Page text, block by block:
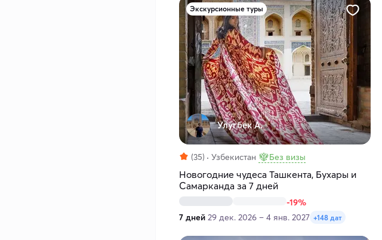
Экскурсионные туры
Улугбек А.
(35) Узбекистан Без визы
Новогодние чудеса Ташкента, Бухары и
Самарканда за 7 дней
-19%
7 дней 29 дек. 2026 – 4 янв. 2027 +148 дат